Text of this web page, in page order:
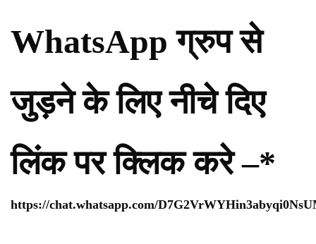
WhatsApp ग्रुप से
जुड़ने के लिए नीचे दिए
लिंक पर क्लिक करे –*
https://chat.whatsapp.com/